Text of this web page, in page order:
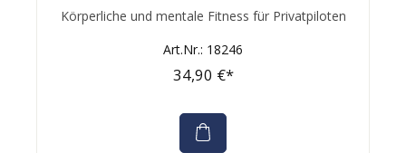
Durchschnittliche Bewertung von 0 von 5 Sternen
Körperliche und mentale Fitness für Privatpiloten
Art.Nr.: 18246
34,90 €*